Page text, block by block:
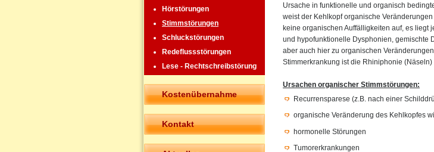
Hörstörungen
Stimmstörungen
Schluckstörungen
Redeflussstörungen
Lese - Rechtschreibstörung
Kostenübernahme
Kontakt
Ursache in funktionelle und organisch
weist der Kehlkopf organische
keine organischen Auffälligkeiten auf, es liegt
und hypofunktionelle Dysphonien, gemischte
aber auch hier zu organischen
Stimmerkrankung ist die Rhiniphonie
Ursachen organischer Stimmstörungen:
Recurrensparese (z.B. nach einer
organische Veränderung des Kehlkopfes
hormonelle Störungen
Tumorerkrankungen